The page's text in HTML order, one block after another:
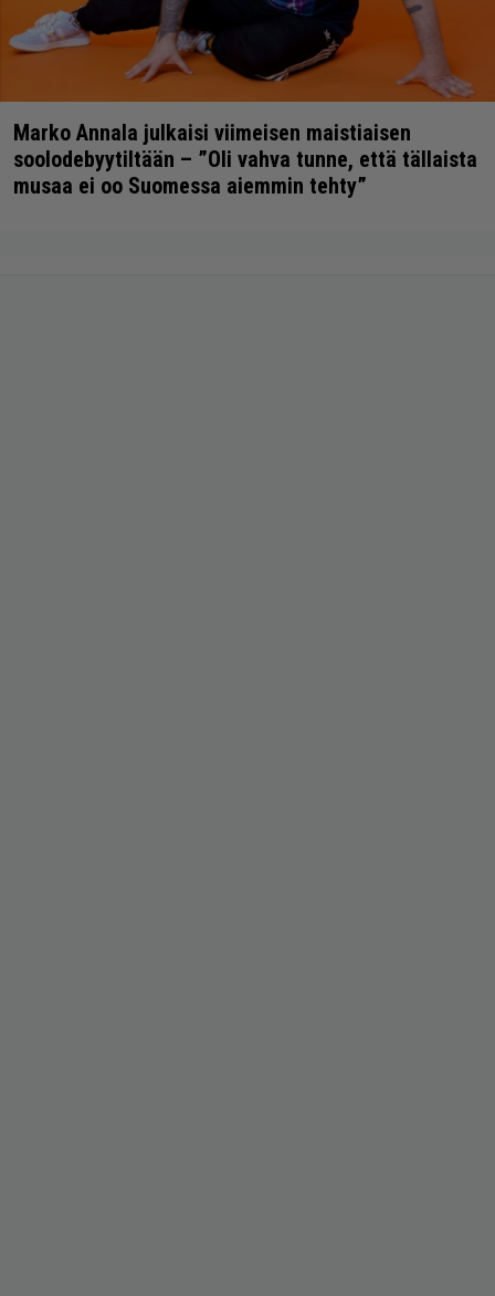
Marko Annala julkaisi viimeisen maistiaisen
soolodebyytiltään – ”Oli vahva tunne, että tällaista
musaa ei oo Suomessa aiemmin tehty”